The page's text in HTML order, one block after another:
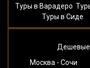
Туры в Варадеро
Туры в Сиде
Дешевые
Москва - Сочи